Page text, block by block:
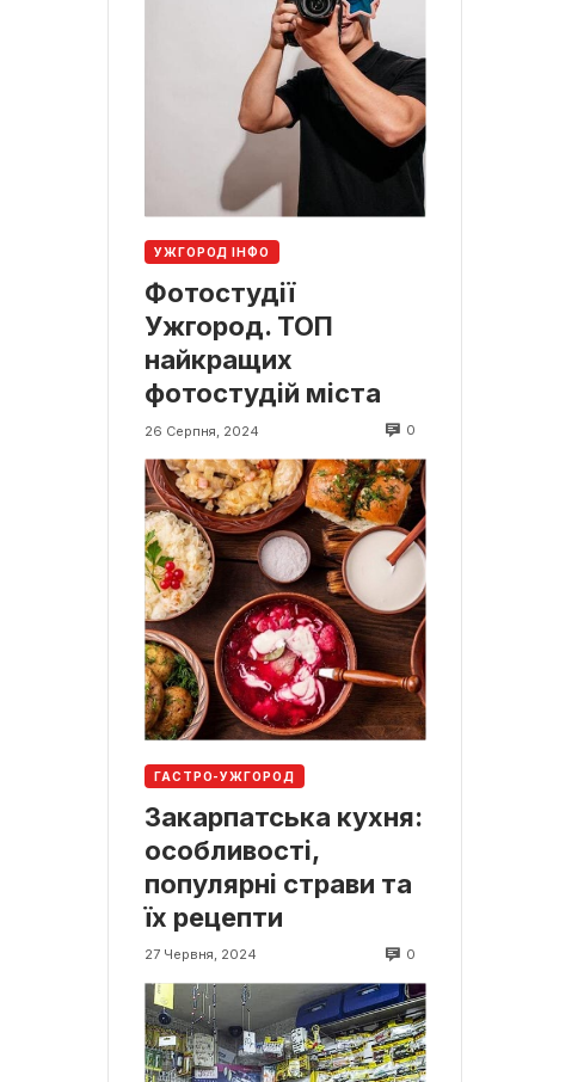
УЖГОРОД ІНФО
Фотостудії
Ужгород. ТОП
найкращих
фотостудій міста
26 Серпня, 2024 0
ГАСТРО-УЖГОРОД
Закарпатська кухня:
особливості,
популярні страви та
їх рецепти
27 Червня, 2024 0